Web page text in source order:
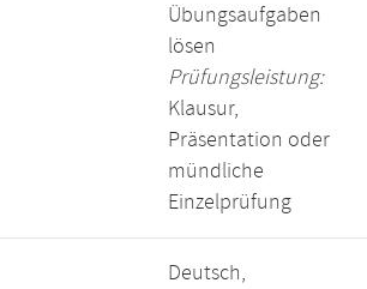
Übungsaufgaben
lösen
Prüfungsleistung:
Klausur,
Präsentation oder
mündliche
Einzelprüfung
Deutsch,